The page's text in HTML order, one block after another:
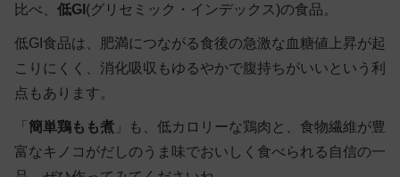
比べ、 低GI (グリセミック・インデックス)の食品。
低GI食品は、肥満につながる食後の急激な血糖値上昇が起
こりにくく、消化吸収もゆるやかで腹持ちがいいという利
点もあります。
「 簡単鶏もも煮 」も、低カロリーな鶏肉と、食物繊維が豊
富なキノコがだしのうま味でおいしく食べられる自信の一